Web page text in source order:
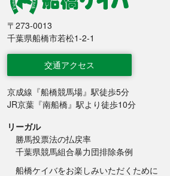
船橋競馬
〒273-0013
千葉県船橋市若松1-2-1
交通アクセス
京成線『船橋競馬場』駅徒歩5分
JR京葉『南船橋』駅より徒歩10分
リーガル
勝馬投票法の払戻率
千葉県競馬組合暴力団排除条例
船橋ケイバをお楽しみいただくために